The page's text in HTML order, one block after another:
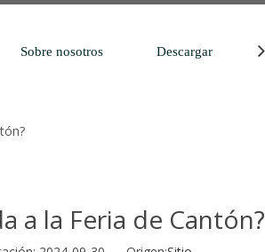
Sobre nosotros Descargar
a la Feria de Cantón?